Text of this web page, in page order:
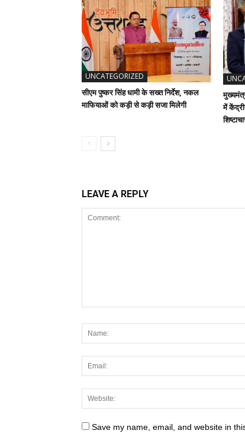
UNCATEGORIZED
सीएम पुष्कर सिंह धामी के सख्त निर्देश, नकल
माफियाओं को कड़ी से कड़ी सजा मिलेगी
में
LEAVE A REPLY
Save my name, email, and website in